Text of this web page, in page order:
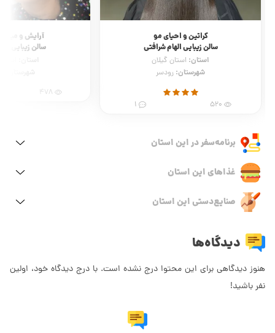
کراتین و احیای مو
سالن زیبایی الهام شرافتی
استان: استان گیلان
شهرستان: رودسر
1
آرایش و
سالن زیبایی
برنامه‌سفر‌ در این استان
غذاهای این استان
صنایع‌دستی این استان
دیدگاه‌ها
هنوز دیدگاهی برای این محتوا درج نشده است. با درج دیدگاه خود، اولین
نفر باشید!